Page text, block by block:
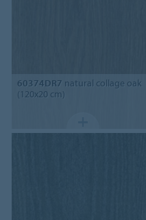
60374DR7 natural collage oak
(120x20 cm)